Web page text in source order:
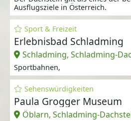
Ausflugsziele in Österreich.
Sport & Freizeit
Erlebnisbad Schladming
Schladming, Schladming-
Sportbahnen,
Sehenswürdigkeiten
Paula Grogger Museum
Öblarn, Schladming-